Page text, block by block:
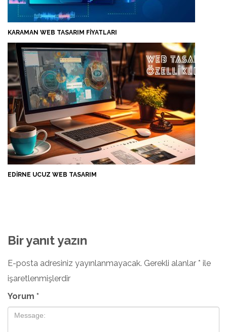
KARAMAN WEB TASARIM FIYATLARI
EDIRNE UCUZ WEB TASARIM
Bir yanıt yazın
E-posta adresiniz yayınlanmayacak. Gerekli alanlar * ile
işaretlenmişlerdir
Yorum *